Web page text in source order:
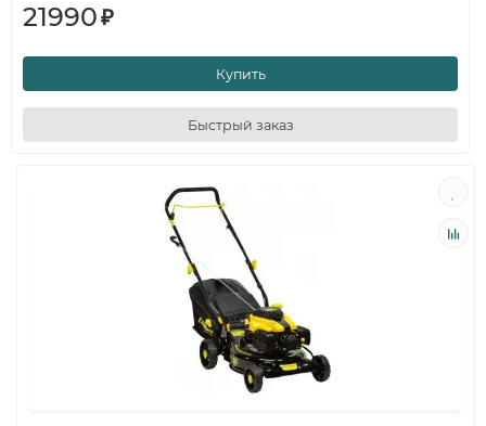
21990₽
Купить
Быстрый заказ